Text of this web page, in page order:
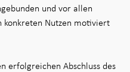
und vor allen
konkreten Nutzen motiviert
erfolgreichen Abschluss des